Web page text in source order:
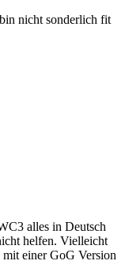
nicht sonderlich fit
alles in Deutsch
helfen. Vielleicht
mit einer GoG Version